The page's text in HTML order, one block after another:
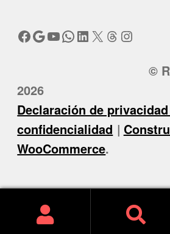
Facebook
Google
YouTube
WhatsApp
LinkedIn
X Threads
©
2026
Declaración de
confidencialidad
WooCommerce.